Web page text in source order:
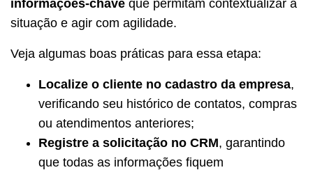
informações-chave que permitam contextualizar a
situação e agir com agilidade.
Veja algumas boas práticas para essa etapa:
Localize o cliente no cadastro da empresa,
verificando seu histórico de contatos, compras
ou atendimentos anteriores;
Registre a solicitação no CRM, garantindo
que todas as informações fiquem